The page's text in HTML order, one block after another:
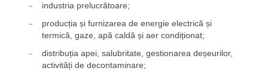
industria prelucrătoare;
producția și furnizarea de energie electrică și
termică, gaze, apă caldă și aer condiționat;
distribuția apei, salubritate, gestionarea deșeurilor,
activități de decontaminare;